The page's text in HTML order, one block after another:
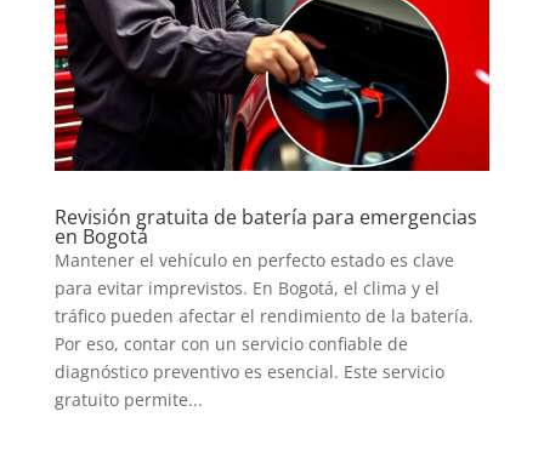
Revisión gratuita de batería para emergencias
en Bogotá
Mantener el vehículo en perfecto estado es clave
para evitar imprevistos. En Bogotá, el clima y el
tráfico pueden afectar el rendimiento de la batería.
Por eso, contar con un servicio confiable de
diagnóstico preventivo es esencial. Este servicio
gratuito permite...